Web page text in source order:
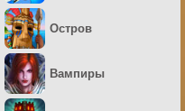
Остров
Вампиры